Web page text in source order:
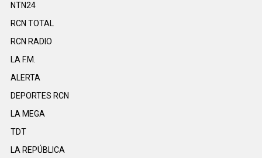
NTN24
RCN TOTAL
RCN RADIO
LA F.M.
ALERTA
DEPORTES RCN
LA MEGA
TDT
LA REPÚBLICA